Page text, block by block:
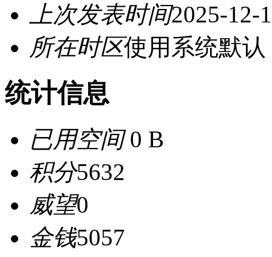
上次发表时间2025-12-
所在时区使用系统默认
统计信息
已用空间0 B
积分5632
威望0
金钱5057